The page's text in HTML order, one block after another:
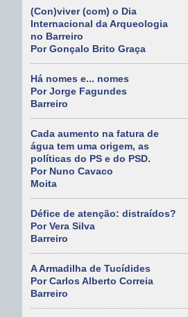
(Con)viver (com) o Dia
Internacional da Arqueologia
no Barreiro
Por Gonçalo Brito Graça
Há nomes e... nomes
Por Jorge Fagundes
Barreiro
Cada aumento na fatura de
água tem uma origem, as
políticas do PS e do PSD.
Por Nuno Cavaco
Moita
Défice de atenção: distraídos?
Por Vera Silva
Barreiro
A Armadilha de Tucídides
Por Carlos Alberto Correia
Barreiro